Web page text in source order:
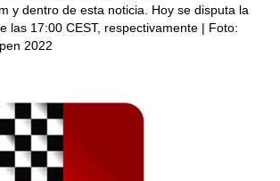
y dentro de esta noticia. Hoy se disputa la
las 17:00 CEST, respectivamente | Foto:
2022